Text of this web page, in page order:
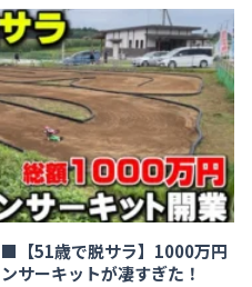
【51歳で脱サラ】1000万円
サーキットが凄すぎた！